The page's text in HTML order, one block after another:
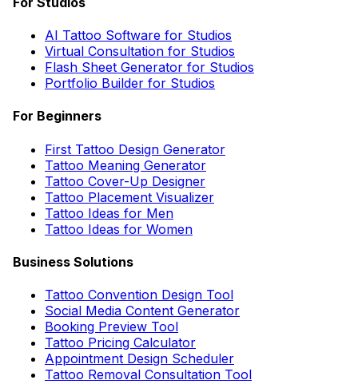
AI Tattoo Software for Studios
Virtual Consultation for Studios
Flash Sheet Generator for Studios
Portfolio Builder for Studios
For Beginners
First Tattoo Design Generator
Tattoo Meaning Generator
Tattoo Cover-Up Designer
Tattoo Placement Visualizer
Tattoo Ideas for Men
Tattoo Ideas for Women
Business Solutions
Tattoo Convention Design Tool
Social Media Content Generator
Booking Preview Tool
Tattoo Pricing Calculator
Appointment Design Scheduler
Tattoo Removal Consultation Tool